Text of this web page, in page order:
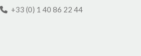
+33 (0) 1 40 86 22 44